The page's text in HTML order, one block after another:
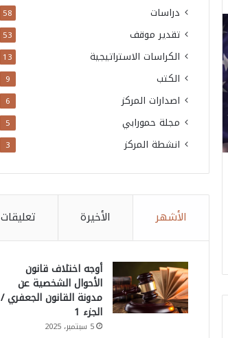
دراسات 58
تقدير موقف 53
الكراسات الاستراتيجية 13
الكتب 9
اصدارات المركز 6
مجلة حمورابي 5
انشطة المركز 3
الأشهر الأخيرة تعليقات
أوجه اختلاف قانون
الأحوال الشخصية عن
مدونة القانون الجعفري /
الجزء 1
5 سبتمبر، 2025